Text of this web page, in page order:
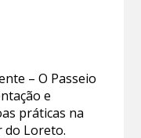
– O Passeio
e
práticas na
do Loreto.